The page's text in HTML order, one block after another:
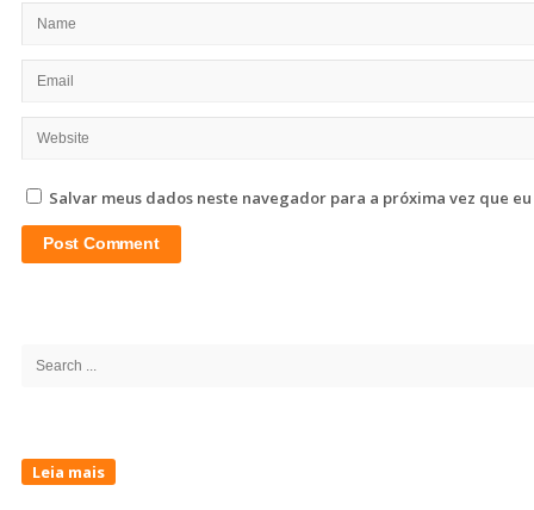
Salvar meus dados neste navegador para a próxima vez que
Search
Leia mais